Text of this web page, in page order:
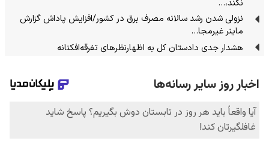
نکند،…
نزولی شدن رشد سالانه مصرف برق در کشور/افزایش پاداش گزارش
ماینر غیرمجا…
هشدار جدی دادستان کل به اظهارنظرهای تفرقه‌افکنانه